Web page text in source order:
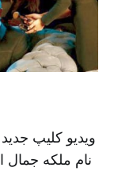
ویدیو کلیپ
نام ملکه